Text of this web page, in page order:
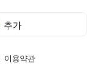
추가
이용약관